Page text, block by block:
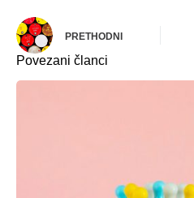
PRETHODNI
Povezani članci